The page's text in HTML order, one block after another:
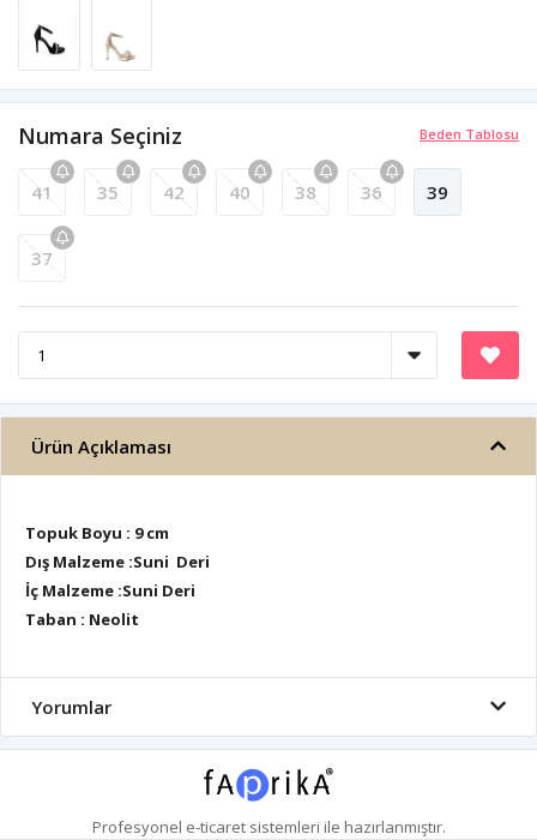
Beden Tablosu
Numara Seçiniz
41 35 42 40 38 36 39
37
Ürün Açıklaması
Topuk Boyu : 9 cm
Dış Malzeme :Suni Deri
İç Malzeme :Suni Deri
Taban : Neolit
Yorumlar
Profesyonel e-ticaretsistemleri ile hazırlanmıştır.